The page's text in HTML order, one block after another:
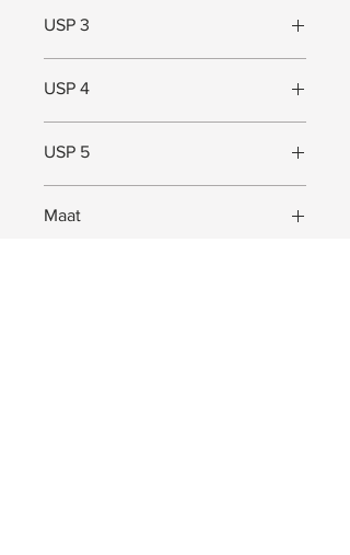
USP 3
USP 4
USP 5
Maat